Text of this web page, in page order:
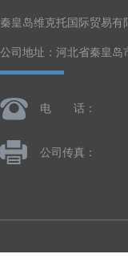
秦皇岛维克托国际贸易有
公司地址：河北省秦皇
电 话：
公司传真：